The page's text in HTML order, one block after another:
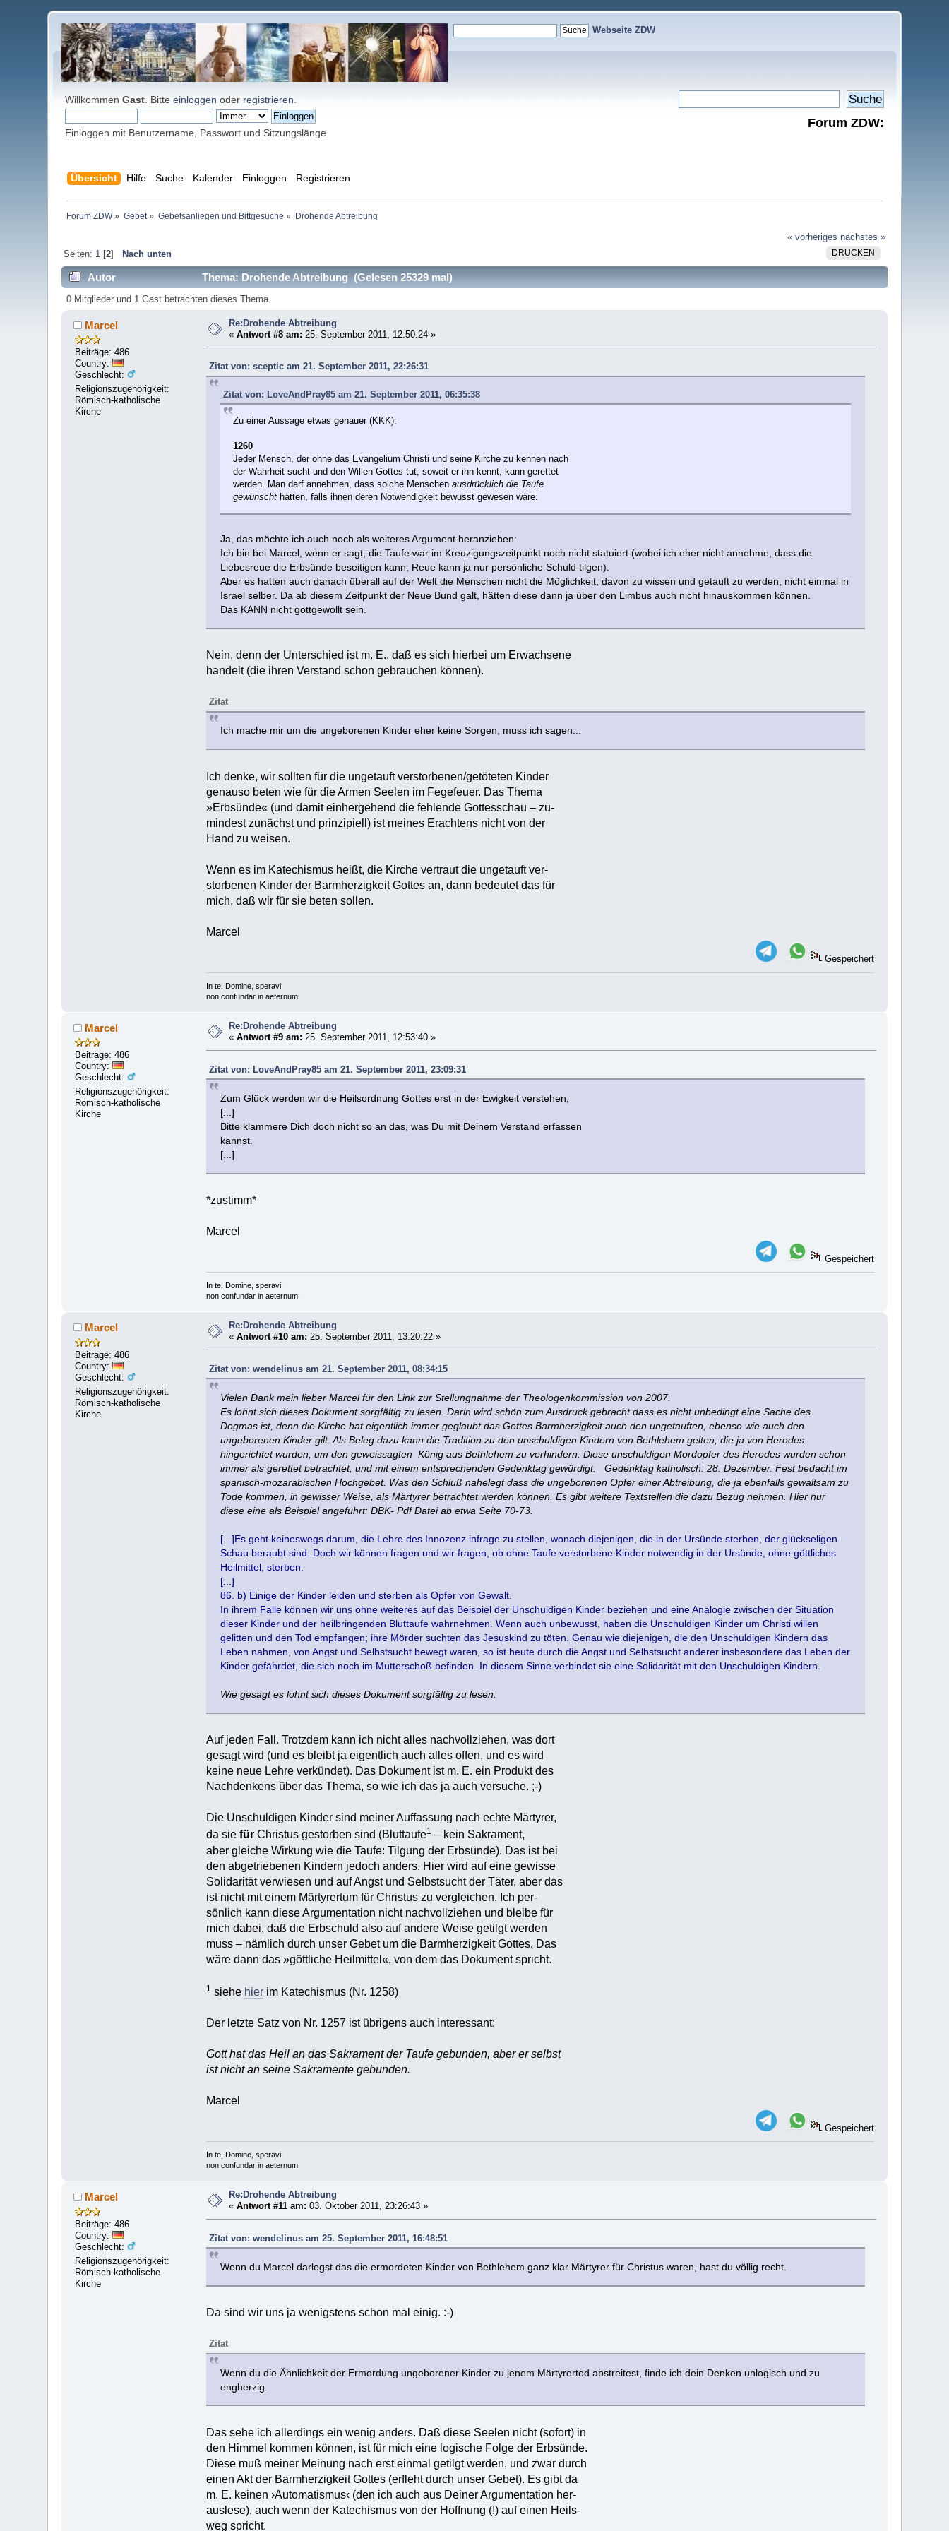
Webseite ZDW
WillkommenGast . Bitteeinloggen oder registrieren
Einloggen mit Benutzername, Passwort und Sitzungslänge
Forum ZDW:
Übersicht Hilfe Suche Kalender Einloggen Registrieren
Forum ZDW» Gebet» Gebetsanliegen und Bittgesuche » Drohende Abtreibung
« vorheriges nächstes »
DRUCKEN
Seiten: 1[2] Nach unten
Autor Thema: Drohende Abtreibung (Gelesen 25329 mal)
0 Mitglieder und 1 Gast betrachten dieses Thema.
Marcel
Beiträge: 486
Country:
Geschlecht:
Religionszugehörigkeit:
Römisch-katholische
Kirche
Re:Drohende Abtreibung
«Antwort #8 am: 25. September 2011, 12:50:24 »
Zitat von: sceptic am 21. September 2011, 22:26:31
Zitat von: LoveAndPray85 am 21. September 2011, 06:35:38
Zu einer Aussage etwas genauer (KKK):
1260
Jeder Mensch, der ohne das Evangelium Christi und seine Kirche zu kennen nach
der Wahrheit sucht und den Willen Gottes tut, soweit er ihn kennt, kann gerettet
werden. Man darf annehmen, dass solche Menschenausdrücklich die Taufe
gewünscht hätten, falls ihnen deren Notwendigkeit bewusst gewesen wäre.
Ja, das möchte ich auch noch als weiteres Argument heranziehen:
Ich bin bei Marcel, wenn er sagt, die Taufe war im Kreuzigungszeitpunkt noch nicht statuiert (wobei ich eher nicht annehme, dass die
Liebesreue die Erbsünde beseitigen kann; Reue kann ja nur persönliche Schuld tilgen).
Aber es hatten auch danach überall auf der Welt die Menschen nicht die Möglichkeit, davon zu wissen und getauft zu werden, nicht einmal in
Israel selber. Da ab diesem Zeitpunkt der Neue Bund galt, hätten diese dann ja über den Limbus auch nicht hinauskommen können.
Das KANN nicht gottgewollt sein.
Nein, denn der Unterschied ist m. E., daß es sich hierbei um Erwachsene
handelt (die ihren Verstand schon gebrauchen können).
Zitat
Ich mache mir um die ungeborenen Kinder eher keine Sorgen, muss ich sagen...
Ich denke, wir sollten für die ungetauft verstorbenen/getöteten Kinder
genauso beten wie für die Armen Seelen im Fegefeuer. Das Thema
»Erbsünde« (und damit einhergehend die fehlende Gottesschau – zu-
mindest zunächst und prinzipiell) ist meines Erachtens nicht von der
Hand zu weisen.
Wenn es im Katechismus heißt, die Kirche vertraut die ungetauft ver-
storbenen Kinder der Barmherzigkeit Gottes an, dann bedeutet das für
mich, daß wir für sie beten sollen.
Marcel
Gespeichert
In te, Domine, speravi:
non confundar in aeternum.
Marcel
Beiträge: 486
Country:
Geschlecht:
Religionszugehörigkeit:
Römisch-katholische
Kirche
Re:Drohende Abtreibung
«Antwort #9 am: 25. September 2011, 12:53:40 »
Zitat von: LoveAndPray85 am 21. September 2011, 23:09:31
Zum Glück werden wir die Heilsordnung Gottes erst in der Ewigkeit verstehen,
[...]
Bitte klammere Dich doch nicht so an das, was Du mit Deinem Verstand erfassen
kannst.
[...]
*zustimm*
Marcel
Gespeichert
In te, Domine, speravi:
non confundar in aeternum.
Marcel
Beiträge: 486
Country:
Geschlecht:
Religionszugehörigkeit:
Römisch-katholische
Kirche
Re:Drohende Abtreibung
«Antwort #10 am: 25. September 2011, 13:20:22 »
Zitat von: wendelinus am 21. September 2011, 08:34:15
Vielen Dank mein lieber Marcel für den Link zur Stellungnahme der Theologenkommission von 2007.
Es lohnt sich dieses Dokument sorgfältig zu lesen. Darin wird schön zum Ausdruck gebracht dass es nicht unbedingt eine Sache des
Dogmas ist, denn die Kirche hat eigentlich immer geglaubt das Gottes Barmherzigkeit auch den ungetauften, ebenso wie auch den
ungeborenen Kinder gilt. Als Beleg dazu kann die Tradition zu den unschuldigen Kindern von Bethlehem gelten, die ja von Herodes
hingerichtet wurden, um den geweissagten König aus Bethlehem zu verhindern. Diese unschuldigen Mordopfer des Herodes wurden schon
immer als gerettet betrachtet, und mit einem entsprechenden Gedenktag gewürdigt. Gedenktag katholisch: 28. Dezember. Fest bedacht im
spanisch-mozarabischen Hochgebet. Was den Schluß nahelegt dass die ungeborenen Opfer einer Abtreibung, die ja ebenfalls gewaltsam zu
Tode kommen, in gewisser Weise, als Märtyrer betrachtet werden können. Es gibt weitere Textstellen die dazu Bezug nehmen. Hier nur
diese eine als Beispiel angeführt: DBK- Pdf Datei ab etwa Seite 70-73.
[...]Es geht keineswegs darum, die Lehre des Innozenz infrage zu stellen, wonach diejenigen, die in der Ursünde sterben, der glückseligen
Schau beraubt sind. Doch wir können fragen und wir fragen, ob ohne Taufe verstorbene Kinder notwendig in der Ursünde, ohne göttliches
Heilmittel, sterben.
[...]
86. b) Einige der Kinder leiden und sterben als Opfer von Gewalt.
In ihrem Falle können wir uns ohne weiteres auf das Beispiel der Unschuldigen Kinder beziehen und eine Analogie zwischen der Situation
dieser Kinder und der heilbringenden Bluttaufe wahrnehmen. Wenn auch unbewusst, haben die Unschuldigen Kinder um Christi willen
gelitten und den Tod empfangen; ihre Mörder suchten das Jesuskind zu töten. Genau wie diejenigen, die den Unschuldigen Kindern das
Leben nahmen, von Angst und Selbstsucht bewegt waren, so ist heute durch die Angst und Selbstsucht anderer insbesondere das Leben der
Kinder gefährdet, die sich noch im Mutterschoß befinden. In diesem Sinne verbindet sie eine Solidarität mit den Unschuldigen Kindern.
Wie gesagt es lohnt sich dieses Dokument sorgfältig zu lesen.
Auf jeden Fall. Trotzdem kann ich nicht alles nachvollziehen, was dort
gesagt wird (und es bleibt ja eigentlich auch alles offen, und es wird
keine neue Lehre verkündet). Das Dokument ist m. E. ein Produkt des
Nachdenkens über das Thema, so wie ich das ja auch versuche. ;-)
Die Unschuldigen Kinder sind meiner Auffassung nach echte Märtyrer,
da sie für Christus gestorben sind (Bluttaufe1 – kein Sakrament,
aber gleiche Wirkung wie die Taufe: Tilgung der Erbsünde). Das ist bei
den abgetriebenen Kindern jedoch anders. Hier wird auf eine gewisse
Solidarität verwiesen und auf Angst und Selbstsucht der Täter, aber das
ist nicht mit einem Märtyrertum für Christus zu vergleichen. Ich per-
sönlich kann diese Argumentation nicht nachvollziehen und bleibe für
mich dabei, daß die Erbschuld also auf andere Weise getilgt werden
muss – nämlich durch unser Gebet um die Barmherzigkeit Gottes. Das
wäre dann das »göttliche Heilmittel«, von dem das Dokument spricht.
1 siehe hier im Katechismus (Nr. 1258)
Der letzte Satz von Nr. 1257 ist übrigens auch interessant:
Gott hat das Heil an das Sakrament der Taufe gebunden, aber er selbst
ist nicht an seine Sakramente gebunden.
Marcel
Gespeichert
In te, Domine, speravi:
non confundar in aeternum.
Marcel
Beiträge: 486
Country:
Geschlecht:
Religionszugehörigkeit:
Römisch-katholische
Kirche
Re:Drohende Abtreibung
«Antwort #11 am: 03. Oktober 2011, 23:26:43 »
Zitat von: wendelinus am 25. September 2011, 16:48:51
Wenn du Marcel darlegst das die ermordeten Kinder von Bethlehem ganz klar Märtyrer für Christus waren, hast du völlig recht.
Da sind wir uns ja wenigstens schon mal einig. :-)
Zitat
Wenn du die Ähnlichkeit der Ermordung ungeborener Kinder zu jenem Märtyrertod abstreitest, finde ich dein Denken unlogisch und zu
engherzig.
Das sehe ich allerdings ein wenig anders. Daß diese Seelen nicht (sofort) in
den Himmel kommen können, ist für mich eine logische Folge der Erbsünde.
Diese muß meiner Meinung nach erst einmal getilgt werden, und zwar durch
einen Akt der Barmherzigkeit Gottes (erfleht durch unser Gebet). Es gibt da
m. E. keinen ›Automatismus‹ (den ich auch aus Deiner Argumentation her-
auslese), auch wenn der Katechismus von der Hoffnung (!) auf einen Heils-
weg spricht.